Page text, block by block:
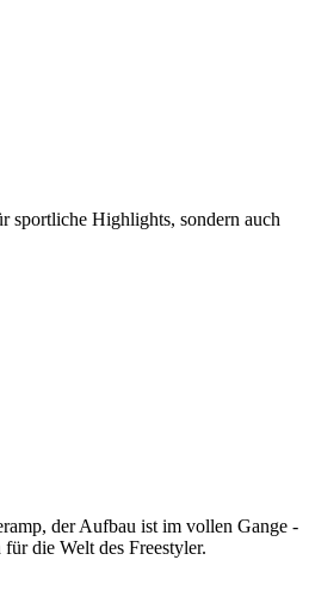
sportliche Highlights, sondern auch
der Aufbau ist im vollen Gange -
die Welt des Freestyler.